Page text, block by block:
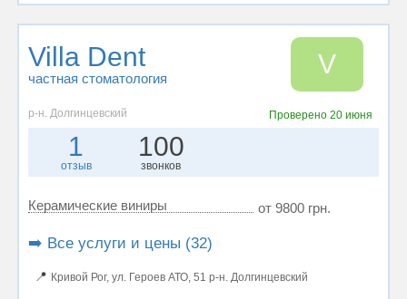
Villa Dent
частная стоматология V
р-н. Долгинцевский Проверено 20 июня
1
отзыв
100
звонков
Керамические виниры от 9800 грн.
➡️ Все услуги и цены (32)
📍 Кривой Рог, ул. Героев АТО, 51 р-н. Долгинцевский